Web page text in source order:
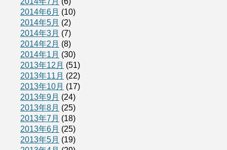
2014年6月 (10)
2014年5月 (2)
2014年3月 (7)
2014年2月 (8)
2014年1月 (30)
2013年12月 (51)
2013年11月 (22)
2013年10月 (17)
2013年9月 (24)
2013年8月 (25)
2013年7月 (18)
2013年6月 (25)
2013年5月 (19)